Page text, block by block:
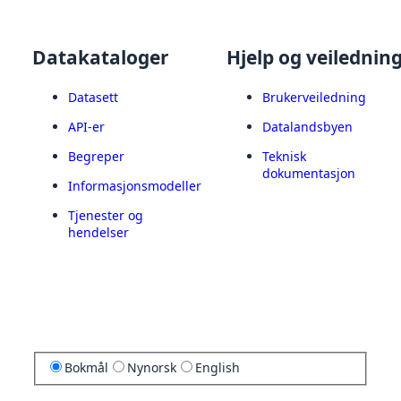
Datakataloger
Datasett
API-er
Begreper
Informasjonsmodeller
Tjenester og
hendelser
Hjelp og
Brukerveiledning
Datalandsbyen
Teknisk
dokumentasjon
Bokmål Nynorsk English